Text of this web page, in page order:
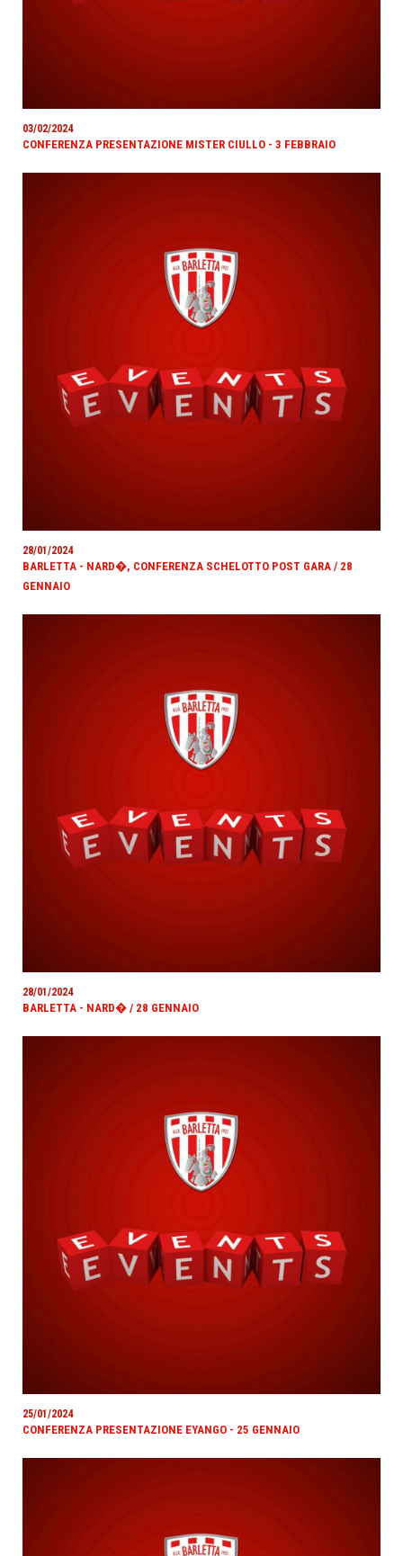
03/02/2024
CONFERENZA PRESENTAZIONE MISTER CIULLO - 3 FEBBRAIO
28/01/2024
BARLETTA - NARD�, CONFERENZA SCHELOTTO POST GARA / 28
GENNAIO
28/01/2024
BARLETTA - NARD� / 28 GENNAIO
25/01/2024
CONFERENZA PRESENTAZIONE EYANGO - 25 GENNAIO